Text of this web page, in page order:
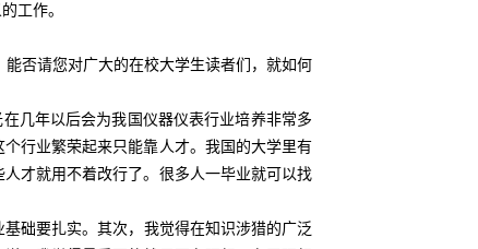
工作。
否请您对广大的在校大学生读者们，就如何
几年以后会为我国仪器仪表行业培养非常多
行业繁荣起来只能靠人才。我国的大学里有
才就用不着改行了。很多人一毕业就可以找
础要扎实。其次，我觉得在知识涉猎的广泛